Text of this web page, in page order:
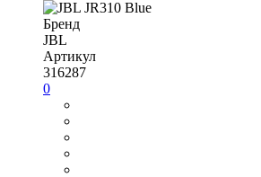
Бренд
JBL
Артикул
316287
0